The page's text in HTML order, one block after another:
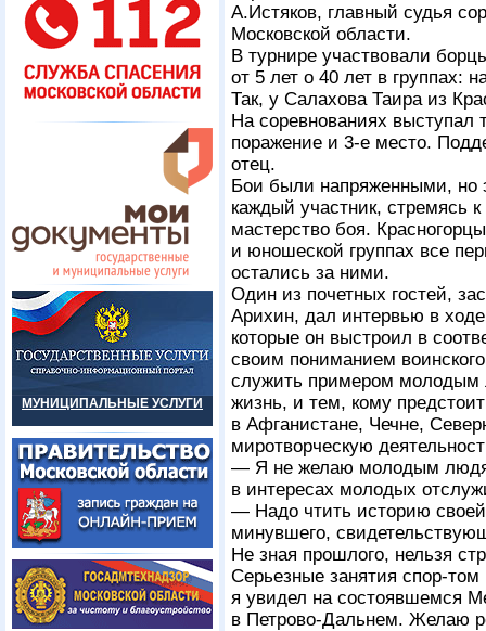
МУНИЦИПАЛЬНЫЕ УСЛУГИ
А.Истяков, главный судья
Московской области.
В турнире участвовали
от 5 лет о 40 лет в
Так, у Салахова Таира из
На соревнованиях выступал
поражение и 3-е место.
отец.
Бои были напряженными, но
каждый участник, стремясь
мастерство боя.
и юношеской группах все
остались за ними.
Один из почетных гостей,
Арихин, дал интервью в
которые он выстроил в
своим пониманием
служить примером
жизнь, и тем, кому
в Афганистане, Чечне,
миротворческую
— Я не желаю молодым
в интересах молодых
— Надо чтить историю
минувшего,
Не зная прошлого, нельзя
Серьезные занятия спор-том
я увидел на состоявшемся
в Петрово-Дальнем. Желаю